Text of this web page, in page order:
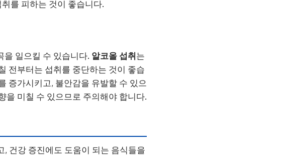
를 피하는 것이 좋습니다.
을 일으킬 수 있습니다. 알코올 섭취는
전부터는 섭취를 중단하는 것이 좋습
증가시키고, 불안감을 유발할 수 있으
을 미칠 수 있으므로 주의해야 합니다.
건강 증진에도 도움이 되는 음식들을